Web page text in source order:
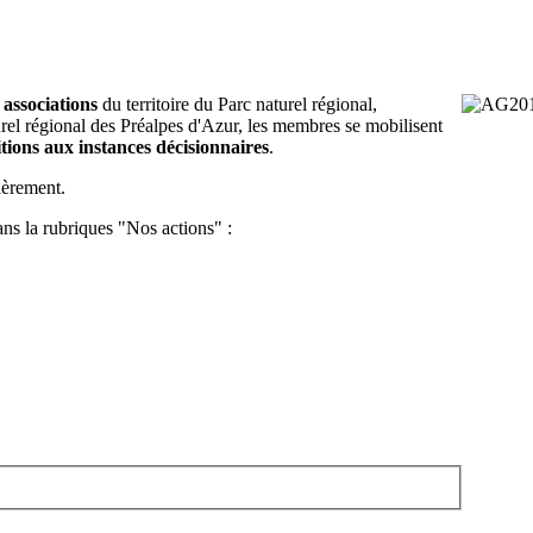
du territoire du Parc naturel régional,
régional des Préalpes d'Azur, les membres se mobilisent
aux instances décisionnaires.
la rubriques "Nos actions" :